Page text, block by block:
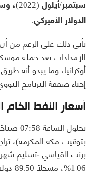
الدولار الأميركي.
يأتي ذلك على الرغم من
الإمدادات بعد حملة
أوكرانيا، وما يبدو أنه
إحياء صفقة البرنامج
أسعار النفط الخام
بتوقيت مكة المكرمة)،
برنت القياسي -تسليم
1.06%، مسجلًا 89.50 دولارًا للبرميل.